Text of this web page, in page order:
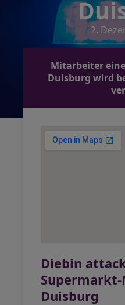
2.
Mitarbeiter
Duisburg wird
Diebin
Duisburg